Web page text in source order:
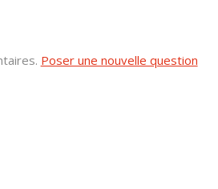
Poser une nouvelle question